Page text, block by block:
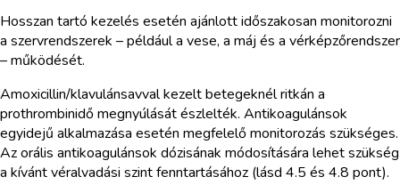
Hosszan tartó kezelés esetén ajánlott időszakosan monitorozni
a szervrendszerek – például a vese, a máj és a vérképzőrendszer
– működését.
Amoxicillin/klavulánsavval kezelt betegeknél ritkán a
prothrombinidő megnyúlását észlelték. Antikoagulánsok
egyidejű alkalmazása esetén megfelelő monitorozás szükséges.
Az orális antikoagulánsok dózisának módosítására lehet szükség
a kívánt véralvadási szint fenntartásához (lásd 4.5 és 4.8 pont).